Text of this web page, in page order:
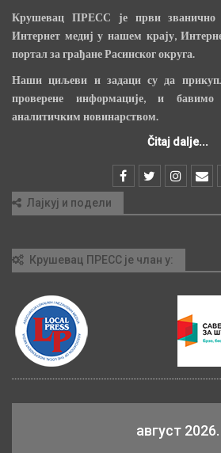
Крушевац ПРЕСС је први званично
Интернет медиј у нашем крају,
портал за грађане Расинског округа.
Наши циљеви и задаци су да
проверене информације, и
аналитичким новинарством.
Čitaj dalje...
Лајкуј и подели
Крушевац ПРЕСС је члан у:
август 2026.